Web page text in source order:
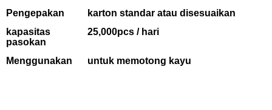
Pengepakan
karton standar atau disesuaikan
kapasitas
pasokan
25,000pcs / hari
Menggunakan untuk memotong kayu